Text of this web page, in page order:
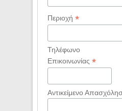
Περιοχή *
Τηλέφωνο
Επικοινωνίας *
Αντικείμενο